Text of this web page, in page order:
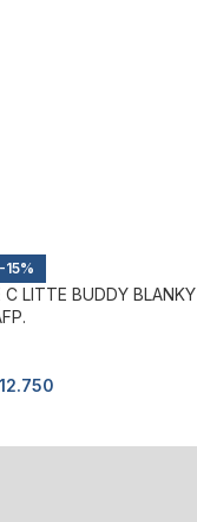
-15%
C LITTE BUDDY BLANKY
12.750